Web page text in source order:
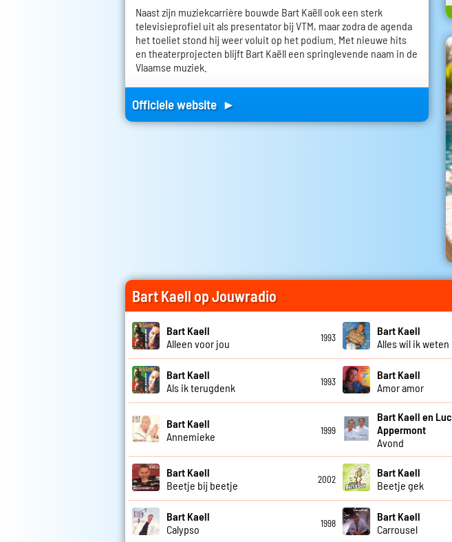
Naast zijn muziekcarrière bouwde Bart Kaëll ook een sterk
televisieprofiel uit als presentator bij VTM, maar zodra de agenda
het toeliet stond hij weer voluit op het podium. Met nieuwe hits
en theaterprojecten blijft Bart Kaëll een springlevende naam in de
Vlaamse muziek.
Officiele website ►
Bart Kaell op Jouwradio
Bart Kaell
Alleen voor jou
1993
Bart Kaell
Alles wil ik weten
Bart Kaell
Als ik terugdenk
1993
Bart Kaell
Amor amor
Bart Kaell
Annemieke
1999
Bart Kaell en Luc
Appermont
Avond
Bart Kaell
Beetje bij beetje
2002
Bart Kaell
Beetje gek
Bart Kaell
Calypso
1998
Bart Kaell
Carrousel